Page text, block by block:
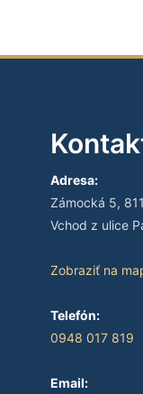
Adresa:
Zámocká 5,
Vchod z ulice
Zobraziť na
Telefón:
0948 017 819
Email: